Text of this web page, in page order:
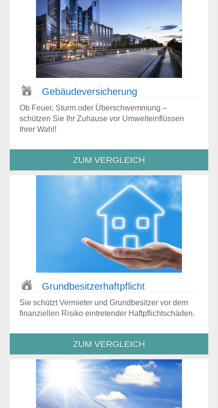
Gebäude­versicherung
Ob Feuer, Sturm oder Überschwemmung –
schützen Sie Ihr Zuhause vor Umwelteinflüssen
Ihrer Wahl!
ZUM VERGLEICH
Grundbesitzer­haftpflicht
Sie schützt Vermieter und Grundbesitzer vor dem
finanziellen Risiko eintretender Haftpflichtschäden.
ZUM VERGLEICH